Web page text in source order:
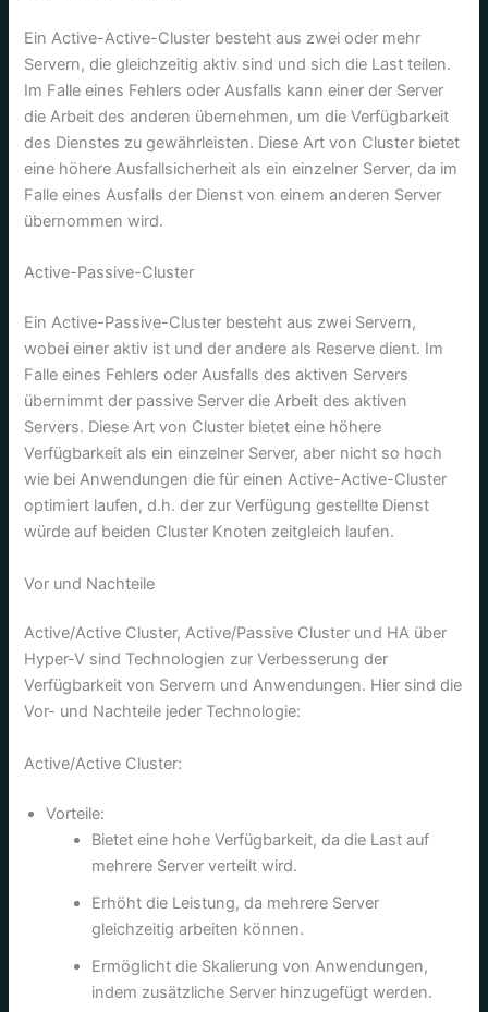
Ein Active-Active-Cluster besteht aus zwei oder mehr
Servern, die gleichzeitig aktiv sind und sich die Last teilen.
Im Falle eines Fehlers oder Ausfalls kann einer der Server
die Arbeit des anderen übernehmen, um die Verfügbarkeit
des Dienstes zu gewährleisten. Diese Art von Cluster bietet
eine höhere Ausfallsicherheit als ein einzelner Server, da im
Falle eines Ausfalls der Dienst von einem anderen Server
übernommen wird.
Active-Passive-Cluster
Ein Active-Passive-Cluster besteht aus zwei Servern,
wobei einer aktiv ist und der andere als Reserve dient. Im
Falle eines Fehlers oder Ausfalls des aktiven Servers
übernimmt der passive Server die Arbeit des aktiven
Servers. Diese Art von Cluster bietet eine höhere
Verfügbarkeit als ein einzelner Server, aber nicht so hoch
wie bei Anwendungen die für einen Active-Active-Cluster
optimiert laufen, d.h. der zur Verfügung gestellte Dienst
würde auf beiden Cluster Knoten zeitgleich laufen.
Vor und Nachteile
Active/Active Cluster, Active/Passive Cluster und HA über
Hyper-V sind Technologien zur Verbesserung der
Verfügbarkeit von Servern und Anwendungen. Hier sind die
Vor- und Nachteile jeder Technologie:
Active/Active Cluster:
Vorteile:
Bietet eine hohe Verfügbarkeit, da die Last auf
mehrere Server verteilt wird.
Erhöht die Leistung, da mehrere Server
gleichzeitig arbeiten können.
Ermöglicht die Skalierung von Anwendungen,
indem zusätzliche Server hinzugefügt werden.